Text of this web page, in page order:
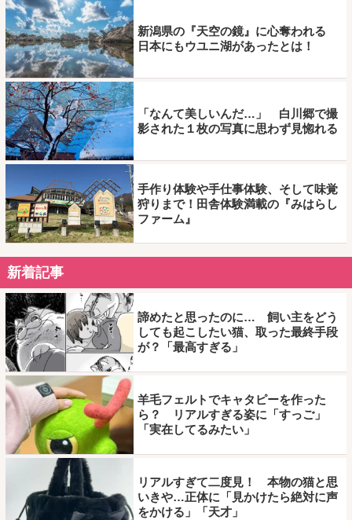
新潟県の『天空の鏡』に心奪われる
日本にもウユニ湖があったとは！
「なんて美しいんだ…」 白川郷で撮
影された１枚の写真に思わず見惚れる
手作り体験や手仕事体験、そして味覚
狩りまで！田舎体験満載の『みはらし
ファーム』
新着記事
諦めたと思ったのに… 飼い主をどう
しても起こしたい猫、取った最終手段
が？「最高すぎる」
羊毛フェルトでキャタピーを作った
ら？ リアルすぎる姿に「すっご」
「実在してるみたい」
リアルすぎて二度見！ 本物の猫と思
いきや…正体に「見かけたら絶対に声
をかける」「天才」